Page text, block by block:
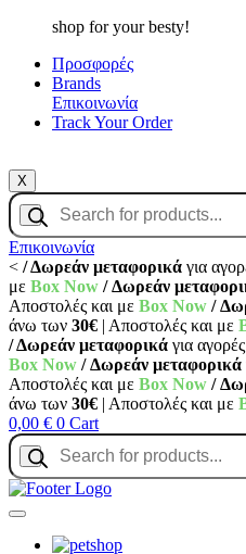
shop for your besty!
Προσφορές
Brands
Επικοινωνία
Track Your Order
X
Products
search
Επικοινωνία
< / Δωρεάν μεταφορικά για
με Box Now / Δωρεάν
Αποστολές και με Box Now /
άνω των 30€ | Αποστολές και με
/ Δωρεάν μεταφορικά για
Box Now / Δωρεάν μεταφορικά
Αποστολές και με Box Now /
άνω των 30€ | Αποστολές και με
0,00 € 0 Cart
Products
search